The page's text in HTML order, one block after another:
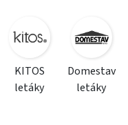
KITOS
letáky
Domestav
letáky